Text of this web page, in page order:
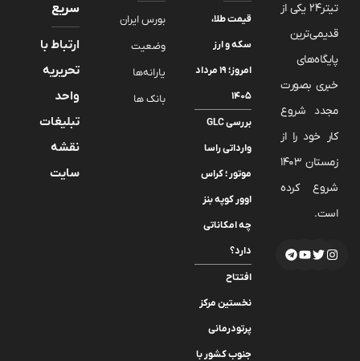
تیتر24 یکی از
قدیمی‌ترین
پایگاه‌های
خبری بصورت
مجدد شروع
کار خود را از
زمستان 1403
شروع کرده
است.
قیمت طلا،
سکه و ارز
امروز؛ ۱۹ مرداد
۱۴۰۵
بررسی GLC
وارداتی راسا
موتور ؛ کراس
اوور کوپه بنز
چه امکاناتی
دارد؟
افتتاح
نخستین مرکز
پرتودرمانی
جنوب کشور با
بورس ایران
وضعیت
یارانه‌ها
بانک ها
سریع
ارتباط با
تحریریه
واحد
تبلیغات
نقشه
سایت